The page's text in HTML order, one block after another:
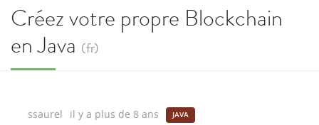
Créez votre propre Blockchain
en Java (fr)
ssaurel il y a plus de 8 ans JAVA